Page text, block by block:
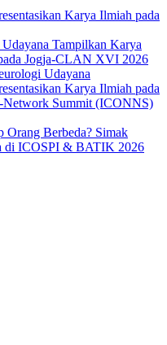
Karya Ilmiah pada
Tampilkan Karya
Jogja-CLAN XVI 2026
Udayana
Karya Ilmiah pada
Network Summit (ICONNS)
Orang Berbeda? Simak
di ICOSPI & BATIK 2026